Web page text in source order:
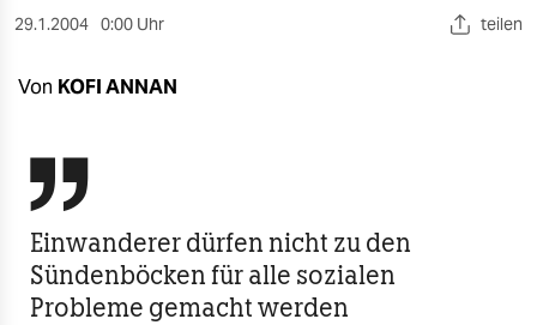
berlin
nord
verlag
verlag
veranstaltungen
29.1.2004 0:00 Uhr teilen
Von KOFI ANNAN

Einwanderer dürfen nicht zu den
Sündenböcken für alle sozialen
Probleme gemacht werden